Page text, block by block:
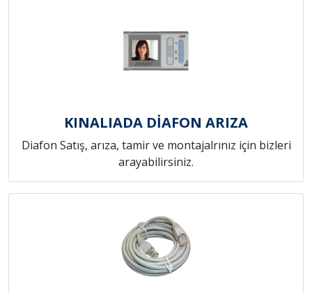
KINALIADA DİAFON ARIZA
Diafon Satış, arıza, tamir ve montajalrınız için bizleri
arayabilirsiniz.